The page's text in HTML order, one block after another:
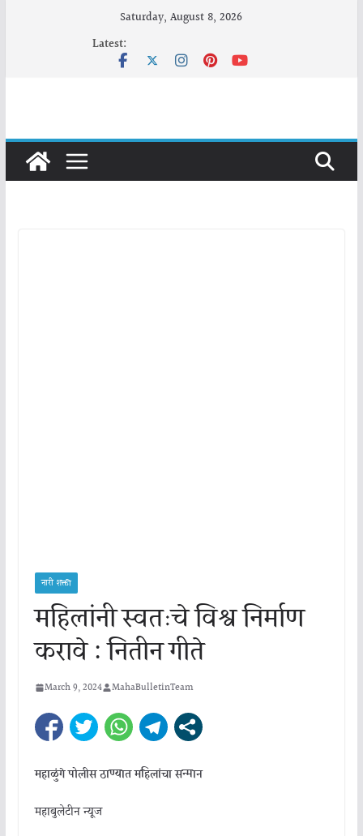
Saturday, August 8, 2026
Latest:
नारी शक्ती
महिलांनी स्वतःचे विश्व निर्माण
करावे : नितीन गीते
March 9, 2024 MahaBulletinTeam
महाळुंगे पोलीस ठाण्यात महिलांचा सन्मान
महाबुलेटीन न्यूज